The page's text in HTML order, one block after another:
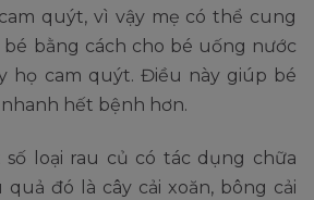
quýt, vì vậy mẹ có thể cung
bé bằng cách cho bé uống nước
họ cam quýt. Điều này giúp bé
hết bệnh hơn.
số loại rau củ có tác dụng chữa
đó là cây cải xoăn, bông cải